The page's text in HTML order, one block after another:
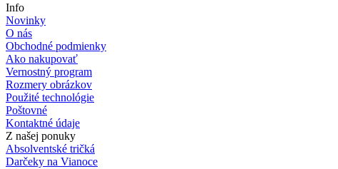
Info
Novinky
O nás
Obchodné podmienky
Ako nakupovať
Vernostný program
Rozmery obrázkov
Použité technológie
Poštovné
Kontaktné údaje
Z našej ponuky
Absolventské tričká
Darčeky na Vianoce